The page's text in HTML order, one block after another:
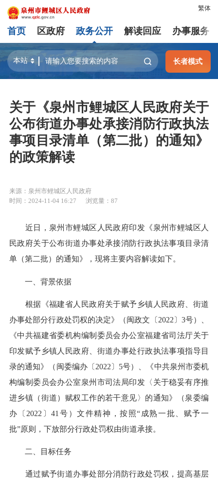
繁体
首页 区政府 政务公开 解读回应 办事服务
长者模式
关于《泉州市鲤城区人民政府关于
公布街道办事处承接消防行政执法
事项目录清单（第二批）的通知》
的政策解读
来源：泉州市鲤城区人民政府
时间：2024-11-04 16:27
浏览量： 87
近日，泉州市鲤城区人民政府印发《泉州市鲤城区人
民政府关于公布街道办事处承接消防行政执法事项目录清
单（第二批）的通知》，现将主要内容解读如下。
一、背景依据
根据《福建省人民政府关于赋予乡镇人民政府、街道
办事处部分行政处罚权的决定》（闽政文〔2022〕3号）、
《中共福建省委机构编制委员会办公室福建省司法厅关于
印发赋予乡镇人民政府、街道办事处行政执法事项指导目
录的通知》（闽委编办〔2022〕5号）、《中共泉州市委机
构编制委员会办公室泉州市司法局印发〈关于稳妥有序推
进乡镇（街道）赋权工作的若干意见〉的通知》（泉委编
办〔2022〕41号）文件精神，按照“成熟一批、赋予一
批”原则，下放部分行政处罚权由街道承接。
二、目标任务
通过赋予街道办事处部分消防行政处罚权，提高基层